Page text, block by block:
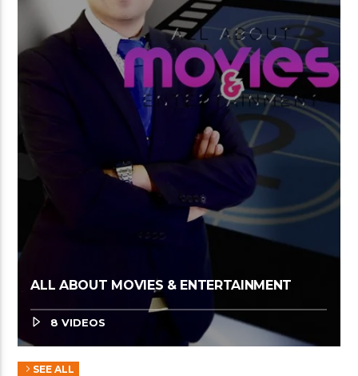
ALL ABOUT MOVIES & ENTERTAINMENT
8 VIDEOS
SEE ALL